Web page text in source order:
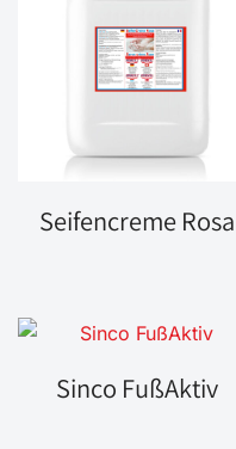
Seifencreme Rosa
Sinco FußAktiv